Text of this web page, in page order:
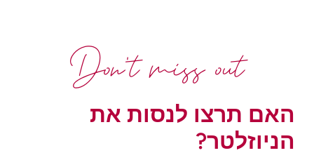
האם תרצו לנסות את
הניוזלטר?
Don't miss out